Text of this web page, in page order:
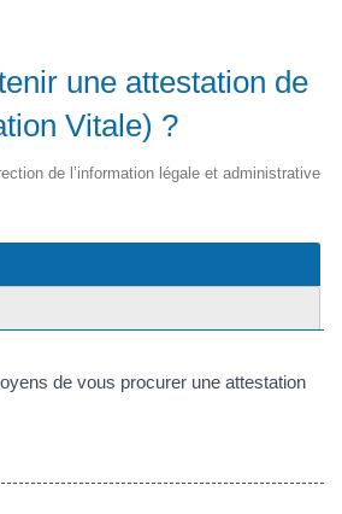
une attestation de
Vitale) ?
de l’information légale et administrative
de vous procurer une attestation